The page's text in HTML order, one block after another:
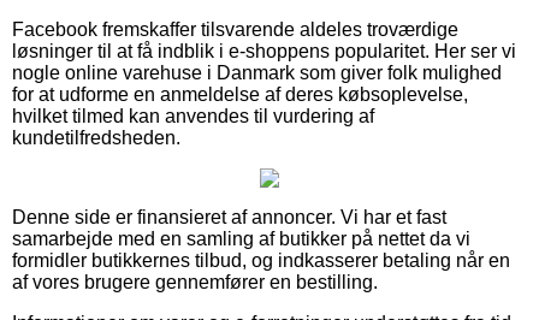
Facebook fremskaffer tilsvarende aldeles troværdige
løsninger til at få indblik i e-shoppens popularitet. Her ser vi
nogle online varehuse i Danmark som giver folk mulighed
for at udforme en anmeldelse af deres købsoplevelse,
hvilket tilmed kan anvendes til vurdering af
kundetilfredsheden.
Denne side er finansieret af annoncer. Vi har et fast
samarbejde med en samling af butikker på nettet da vi
formidler butikkernes tilbud, og indkasserer betaling når en
af vores brugere gennemfører en bestilling.